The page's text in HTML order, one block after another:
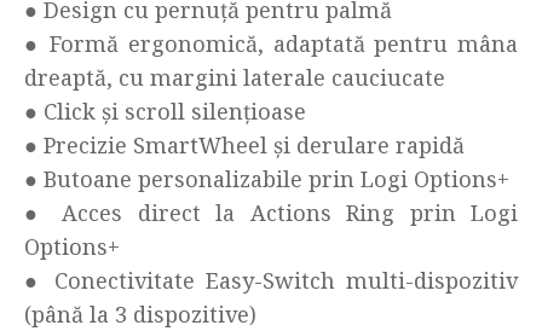
● Design cu pernuță pentru palmă
● Formă ergonomică, adaptată pentru mâna
dreaptă, cu margini laterale cauciucate
● Click și scroll silențioase
● Precizie SmartWheel și derulare rapidă
● Butoane personalizabile prin Logi Options+
● Acces direct la Actions Ring prin Logi
Options+
● Conectivitate Easy-Switch multi-dispozitiv
(până la 3 dispozitive)